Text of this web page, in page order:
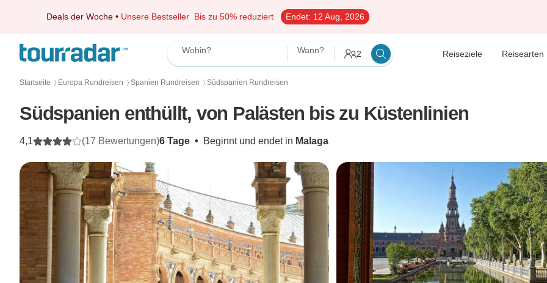
Deals der Woche • Unsere Bestseller Bis zu 50% reduziert Endet: 12 Aug, 2026
Wohin? Wann? 2 Reiseziele Reisearten
Startseite 〉 Europa Rundreisen 〉 Spanien Rundreisen 〉 Südspanien Rundreisen
Südspanien enthüllt, von Palästen bis zu Küstenlinien
6 Tage • Beginnt und endet in Malaga
4,1 (17 Bewertungen)